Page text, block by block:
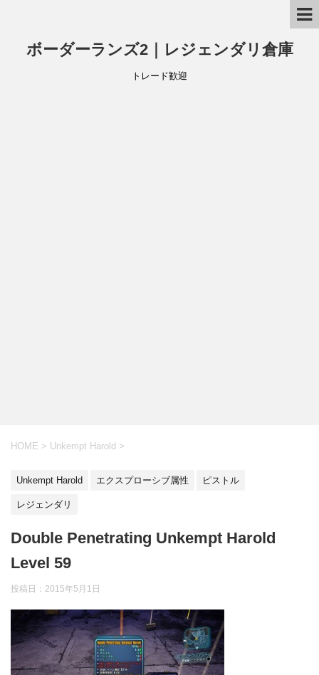
ボーダーランズ2｜レジェンダリ倉庫
トレード歓迎
HOME > Unkempt Harold >
Unkempt Harold エクスプローシブ属性 ピストル
レジェンダリ
Double Penetrating Unkempt Harold
Level 59
投稿日： 2015年5月1日